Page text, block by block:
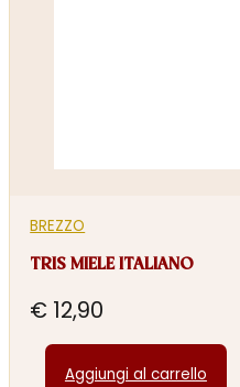
BREZZO
TRIS MIELE ITALIANO
€ 12,90
Aggiungi al carrello